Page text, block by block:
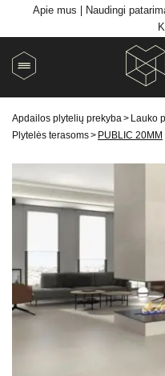
Apie mus Naudingi
Apdailos plytelių prekyba > Lauko
Plytelės terasoms> PUBLIC 20MM